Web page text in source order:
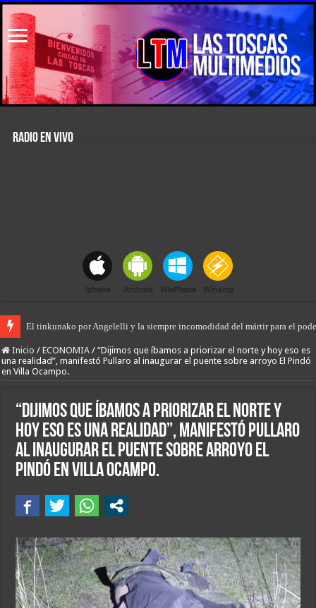
RADIO EN VIVO
El primer encuentro de “Rodanteros del Jaaukanigás”, se presentó en la
Inicio / ECONOMIA / “Dijimos que íbamos a priorizar el norte y hoy eso es
una realidad”, manifestó Pullaro al inaugurar el puente sobre arroyo El Pindó
en Villa Ocampo.
“Dijimos que íbamos a priorizar el norte y
hoy eso es una realidad”, manifestó Pullaro
al inaugurar el puente sobre arroyo El
Pindó en Villa Ocampo.